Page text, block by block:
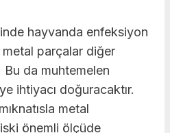
hayvanda enfeksiyon
parçalar diğer
da muhtemelen
ihtiyacı doğuracaktır.
metal
önemli ölçüde